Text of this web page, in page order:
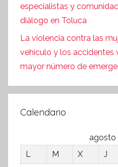
especialistas y
diálogo en Toluca
La violencia contra las
vehículo y los accidentes
mayor número de
Calendario
agosto
L
M X J